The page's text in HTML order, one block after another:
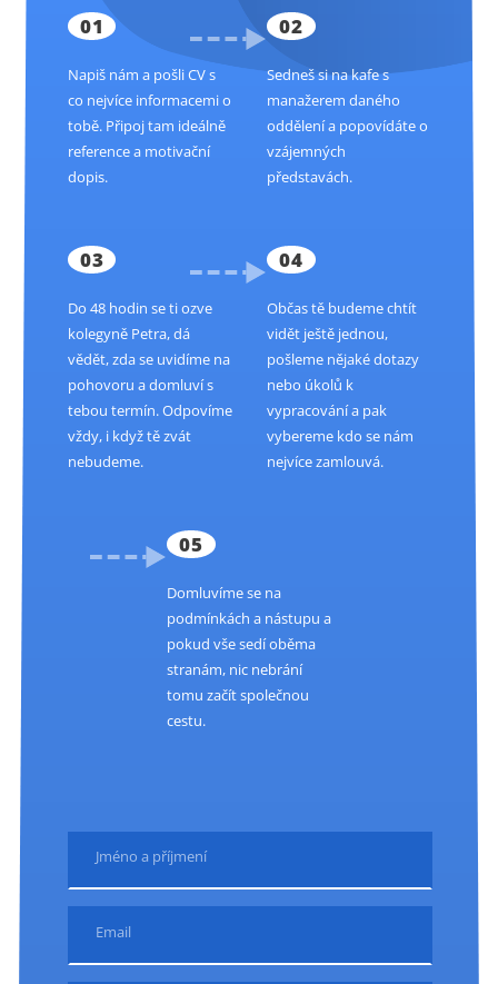
01
Napiš nám a pošli CV s
co nejvíce informacemi o
tobě. Připoj tam ideálně
reference a motivační
dopis.
02
Sedneš si na kafe s
manažerem daného
oddělení a popovídáte o
vzájemných
představách.
03
Do 48 hodin se ti ozve
kolegyně Petra, dá
vědět, zda se uvidíme na
pohovoru a domluví s
tebou termín. Odpovíme
vždy, i když tě zvát
nebudeme.
04
Občas tě budeme chtít
vidět ještě jednou,
pošleme nějaké dotazy
nebo úkolů k
vypracování a pak
vybereme kdo se nám
nejvíce zamlouvá.
05
Domluvíme se na
podmínkách a nástupu a
pokud vše sedí oběma
stranám, nic nebrání
tomu začít společnou
cestu.
Jméno a příjmení
Email